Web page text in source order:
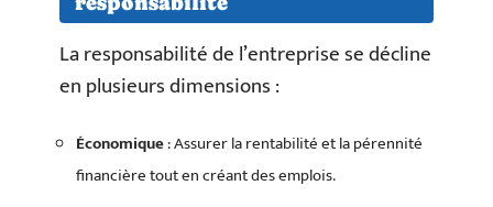
La responsabilité de l’entreprise se décline
en plusieurs dimensions :
Économique: Assurer la rentabilité et la pérennité
financière tout en créant des emplois.